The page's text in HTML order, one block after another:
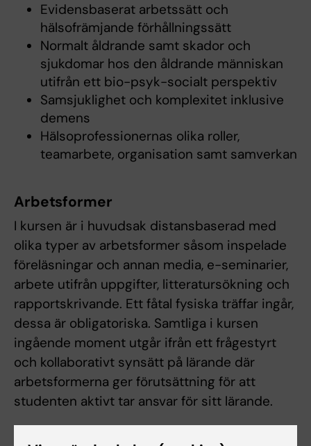
Evidensbaserat arbetssätt och
hälsofrämjande förhållningssätt
Normalt åldrande samt skador och
sjukdomar hos den åldrande människan
utifrån ett bio-psyk-socialt perspektiv
Samsjuklighet och komplexitet inklusive
demens
Hälsoprofessionernas olika roller,
teamarbete, organisation samt samverkan
Arbetsformer
I kursen är i huvudsak distansbaserad med
olika typer av arbetsformer såsom inspelade
föreläsningar och annan media, e-seminarier,
arbete utifrån uppgifter, litteratursökning och
rapportskrivande. Ett fåtal fysiska träffar ingår,
dessa är obligatoriska. Samtliga i kursen
ingående moment utgår ifrån ett frågestyrt
och kollaborativt synsätt på lärande där
arbetsformerna ger förutsättning för att
studenten aktivt tar ansvar för sitt lärande.